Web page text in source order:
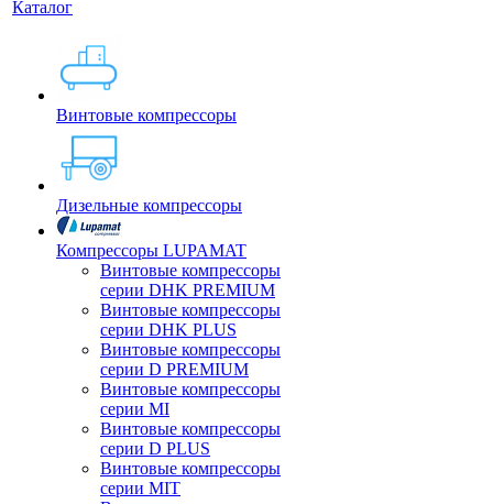
Каталог
Винтовые компрессоры
Дизельные компрессоры
Компрессоры LUPAMAT
Винтовые компрессоры
серии DHK PREMIUM
Винтовые компрессоры
серии DHK PLUS
Винтовые компрессоры
серии D PREMIUM
Винтовые компрессоры
серии MI
Винтовые компрессоры
серии D PLUS
Винтовые компрессоры
серии MIT